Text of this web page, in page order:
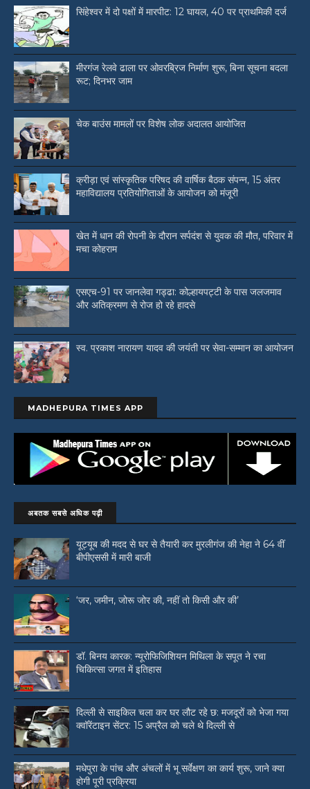
सिंहेश्वर में दो पक्षों में मारपीट: 12 घायल, 40 पर प्राथमिकी दर्ज
मीरगंज रेलवे ढाला पर ओवरब्रिज निर्माण शुरू, बिना सूचना बदला
रूट; दिनभर जाम
चेक बाउंस मामलों पर विशेष लोक अदालत आयोजित
क्रीड़ा एवं सांस्कृतिक परिषद की वार्षिक बैठक संपन्न, 15 अंतर
महाविद्यालय प्रतियोगिताओं के आयोजन को मंजूरी
खेत में धान की रोपनी के दौरान सर्पदंश से युवक की मौत, परिवार में
मचा कोहराम
एसएच-91 पर जानलेवा गड्ढा: कोल्हायपट्टी के पास जलजमाव
और अतिक्रमण से रोज हो रहे हादसे
स्व. प्रकाश नारायण यादव की जयंती पर सेवा-सम्मान का आयोजन
MADHEPURA TIMES APP
अबतक सबसे अधिक पढ़ी
यूट्यूब की मदद से घर से तैयारी कर मुरलीगंज की नेहा ने 64 वीं
बीपीएससी में मारी बाजी
‘जर, जमीन, जोरू जोर की, नहीं तो किसी और की’
डॉ. बिनय कारक: न्यूरोफिजिशियन मिथिला के सपूत ने रचा
चिकित्सा जगत में इतिहास
दिल्ली से साइकिल चला कर घर लौट रहे छ: मजदूरों को भेजा गया
क्वॉरेंटाइन सेंटर: 15 अप्रैल को चले थे दिल्ली से
मधेपुरा के पांच और अंचलों में भू सर्वेक्षण का कार्य शुरू, जाने क्या
होगी पूरी प्रक्रिया